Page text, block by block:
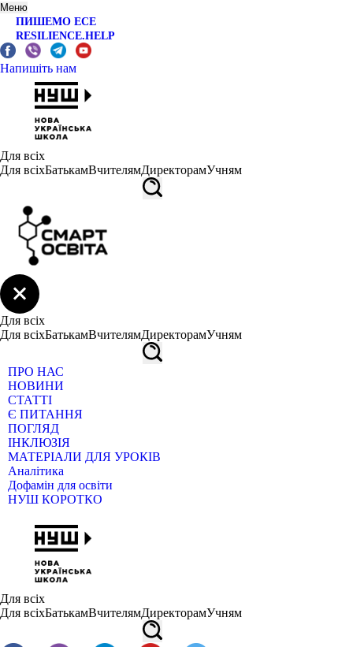
Меню
ПИШЕМО ЕСЕ
RESILIENCE.HELP
Напишіть нам
Для всіх
Для всіхБатькамВчителямДиректорамУчням
Для всіх
Для всіхБатькамВчителямДиректорамУчням
ПРО НАС
НОВИНИ
СТАТТІ
Є ПИТАННЯ
ПОГЛЯД
ІНКЛЮЗІЯ
МАТЕРІАЛИ ДЛЯ УРОКІВ
Аналітика
Дофамін для освіти
НУШ КОРОТКО
Для всіх
Для всіхБатькамВчителямДиректорамУчням